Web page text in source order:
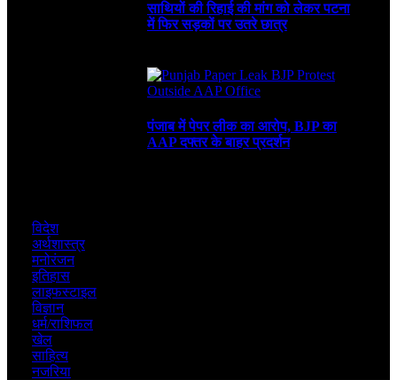
साथियों की रिहाई की मांग को लेकर पटना
में फिर सड़कों पर उतरे छात्र
पंजाब में पेपर लीक का आरोप, BJP का
AAP दफ्तर के बाहर प्रदर्शन
विदेश
अर्थशास्त्र
मनोरंजन
इतिहास
लाइफस्टाइल
विज्ञान
धर्म/राशिफल
खेल
साहित्य
नजरिया